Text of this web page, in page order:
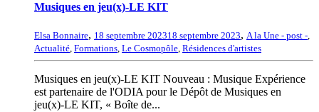
Musiques en jeu(x)-LE KIT
Elsa Bonnaire, 18 septembre 202318 septembre 2023, A la Une - post -,
Actualité, Formations, Le Cosmopôle, Résidences d'artistes
Musiques en jeu(x)-LE KIT Nouveau : Musique Expérience
est partenaire de l'ODIA pour le Dépôt de Musiques en
jeu(x)-LE KIT, « Boîte de...